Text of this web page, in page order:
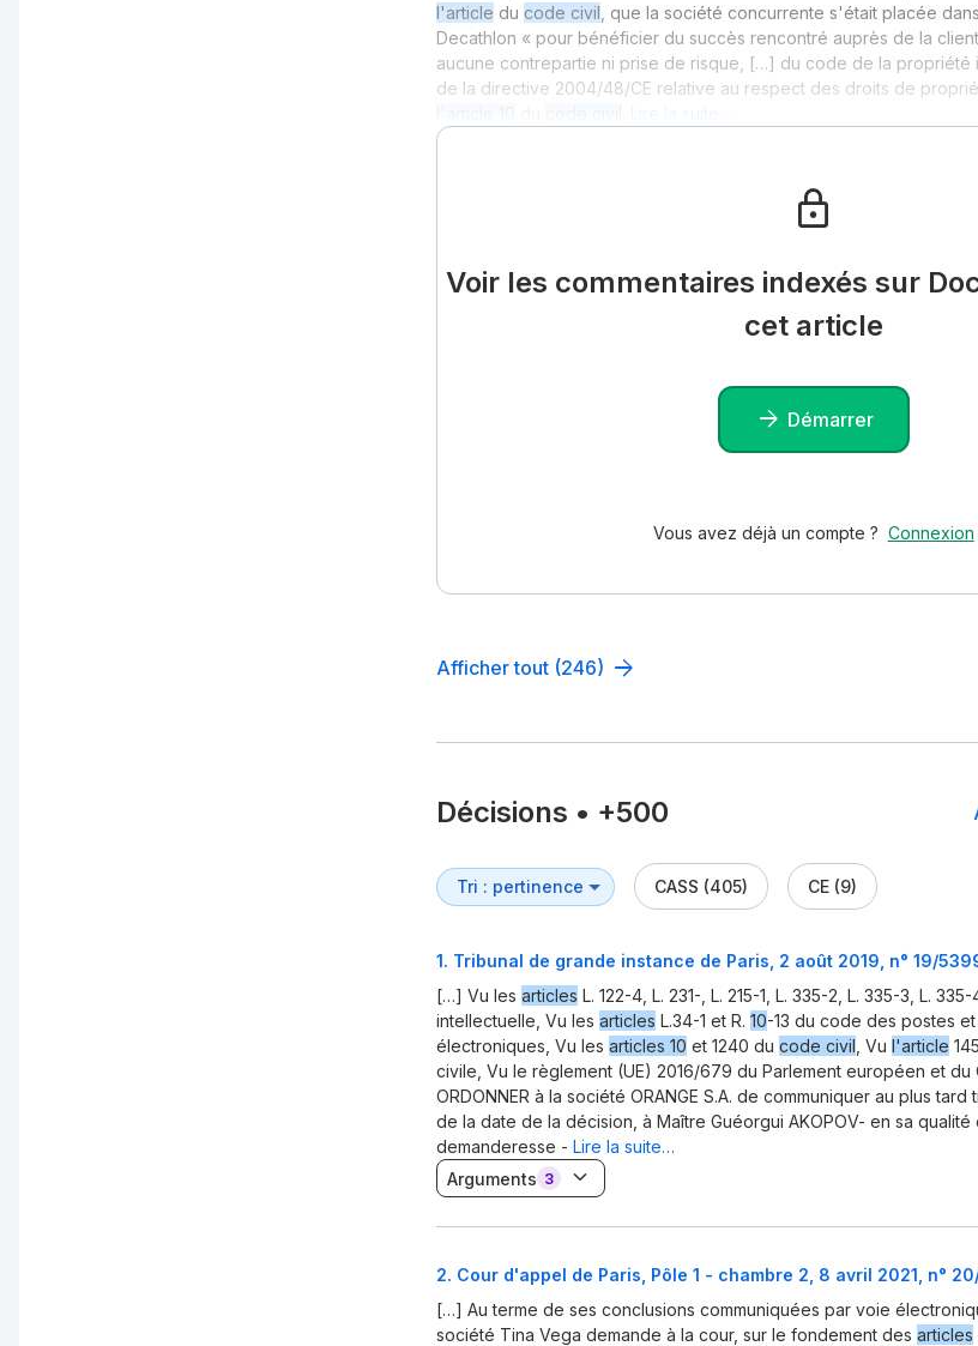
l'article du code civil , que la société concurrente s'était placée
Decathlon « pour bénéficier du succès rencontré auprès de la
aucune contrepartie ni prise de risque, […] du code de la propriété
de la directive 2004/48/CE relative au respect des droits de
Lire la suite…
Voir les commentaires indexés sur
cet article
Démarrer
Vous avez déjà un compte ? Connexion
Afficher tout (246)
Décisions • +500
CASS (405) CE (9)
1. Tribunal de grande instance de Paris, 2 août 2019, n° 19/
[…] Vu les articles L. 122-4, L. 231-, L. 215-1, L. 335-2, L. 335-3, L.
intellectuelle, Vu les articles L.34-1 et R. 10-13 du code des postes
électroniques, Vu les articles 10 et 1240 du code civil , Vu l'article
civile, Vu le règlement (UE) 2016/679 du Parlement européen et du
ORDONNER à la société ORANGE S.A. de communiquer au plus
de la date de la décision, à Maître Guéorgui AKOPOV- en sa
demanderesse - Lire la suite…
Arguments 3
2. Cour d'appel de Paris, Pôle 1 - chambre 2, 8 avril 2021, n°
[…] Au terme de ses conclusions communiquées par voie
société Tina Vega demande à la cour, sur le fondement des articles